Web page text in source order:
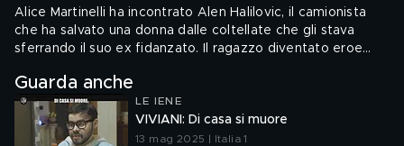
Alice Martinelli ha incontrato Alen Halilovic, il camionista
che ha salvato una donna dalle coltellate che gli stava
sferrando il suo ex fidanzato. Il ragazzo diventato eroe
eventi che hanno evitato che la donna si trasformasse
nella centotreesima vittima di femminicidio
Guarda anche
LE IENE
VIVIANI: Di casa si muore
13 mag 2025 | Italia 1